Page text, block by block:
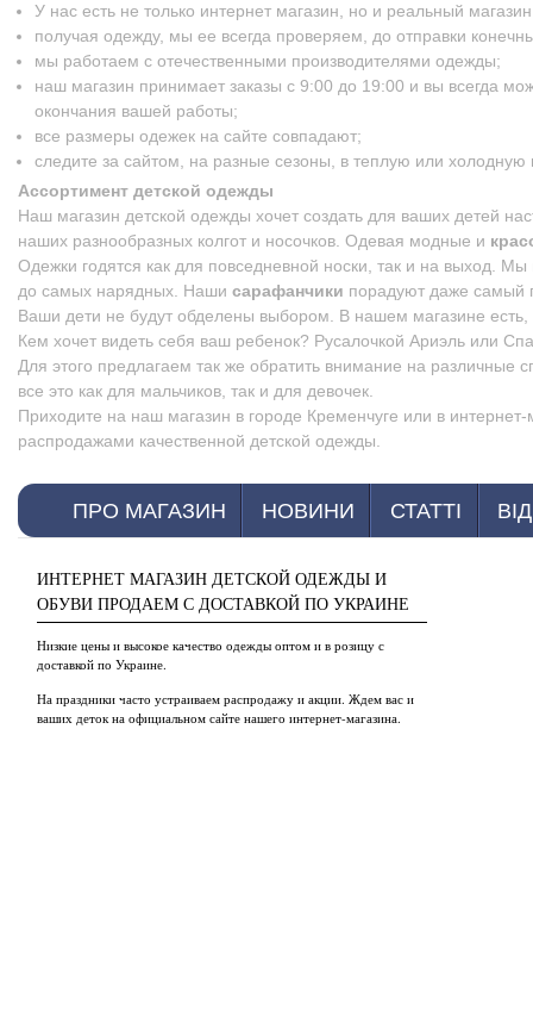
У нас есть не только интернет магазин, но и реальный
получая одежду, мы ее всегда проверяем, до отправки
мы работаем с отечественными производителями одежды;
наш магазин принимает заказы с 9:00 до 19:00 и вы всегда
окончания вашей работы;
все размеры одежек на сайте совпадают;
следите за сайтом, на разные сезоны, в теплую или
Ассортимент детской одежды
Наш магазин детской одежды хочет создать для ваших детей
наших разнообразных колгот и носочков. Одевая модные и
Одежки годятся как для повседневной носки, так и на выход.
до самых нарядных. Наши сарафанчики порадуют даже самый
Ваши дети не будут обделены выбором. В нашем магазине есть,
Кем хочет видеть себя ваш ребенок? Русалочкой Ариэль или
Для этого предлагаем так же обратить внимание на
все это как для мальчиков, так и для девочек.
Приходите на наш магазин в городе Кременчуге или в
распродажами качественной детской одежды.
ПРО МАГАЗИН НОВИНИ СТАТТІ
ИНТЕРНЕТ МАГАЗИН ДЕТСКОЙ ОДЕЖДЫ И
ОБУВИ ПРОДАЕМ С ДОСТАВКОЙ ПО УКРАИНЕ
Низкие цены и высокое качество одежды оптом и в розицу с
доставкой по Украине.
На праздники часто устраиваем распродажу и акции. Ждем вас и
ваших деток на официальном сайте нашего интернет-магазина.